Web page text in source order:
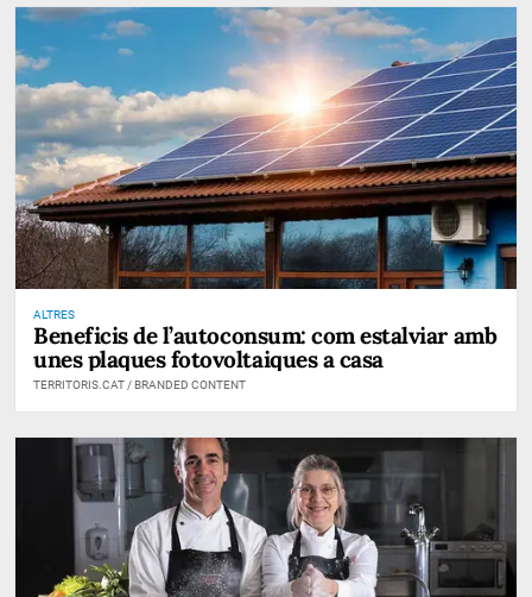
ALTRES
Beneficis de l’autoconsum: com estalviar amb
unes plaques fotovoltaiques a casa
TERRITORIS.CAT / BRANDED CONTENT